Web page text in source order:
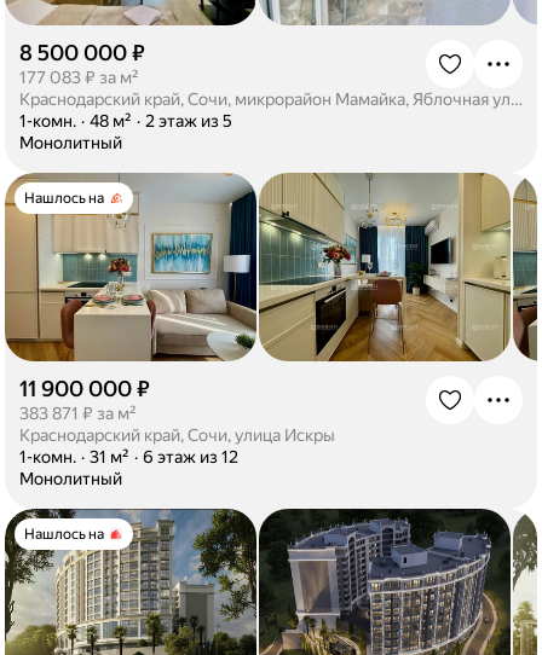
8 500 000 ₽
177 083 ₽ за м²
Краснодарский край, Сочи, микрорайон Мамайка, Яблочная улица, 13
1-комн. · 48 м² · 2 этаж из 5
Монолитный
Нашлось на
11 900 000 ₽
383 871 ₽ за м²
Краснодарский край, Сочи, улица Искры
1-комн. · 31 м² · 6 этаж из 12
Монолитный
Нашлось на